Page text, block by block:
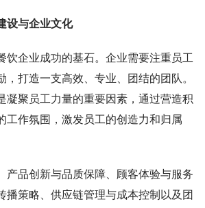
设与企业文化
饮企业成功的基石。企业需要注重员工
，打造一支高效、专业、团结的团队。
凝聚员工力量的重要因素，通过营造积
工作氛围，激发员工的创造力和归属
产品创新与品质保障、顾客体验与服务
播策略、供应链管理与成本控制以及团